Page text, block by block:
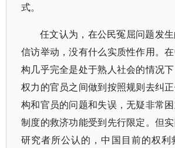
式。
任文认为，在公民冤屈问题发
信访举动，没有什么实质性作用。
构几乎完全是处于熟人社会的情况
权力的官员之间做到按照规则去纠
构和官员的问题和失误，无疑非常
制度的救济功能受到先行限定。但
研究者所公认的，中国目前的权利